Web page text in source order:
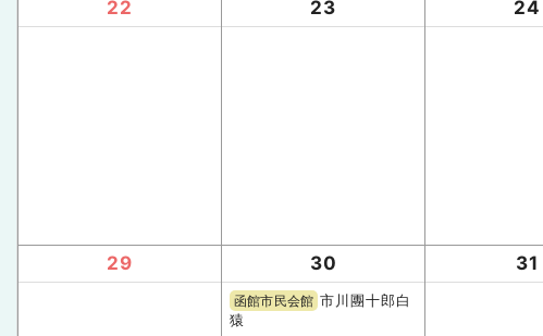
22 23 24
29 30
函館市民会館 市川團十郎白
猿
31